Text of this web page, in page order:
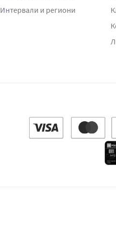
Интервали и региони